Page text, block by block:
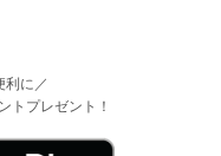
利に／
トプレゼント！